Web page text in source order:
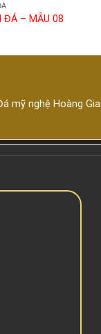
ĐÁ – MẪU 08
mỹ nghệ Hoàng Gia